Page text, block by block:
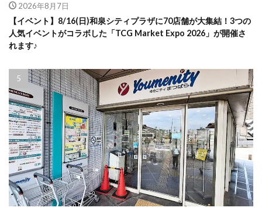
2026年8月7日
【イベント】8/16(日)和泉シティプラザに70店舗が大集結！3つの
人気イベントがコラボした「TCG Market Expo 2026」が開催さ
れます♪